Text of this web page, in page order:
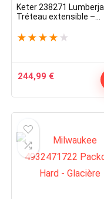
Keter 238271
Tréteau extensible –
de charge 675 kg (1pce)
★ ★ ★ ★ ★
244,99 €